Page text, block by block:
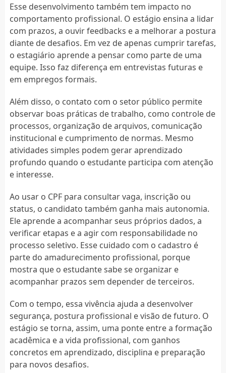
Esse desenvolvimento também tem impacto no
comportamento profissional. O estágio ensina a lidar
com prazos, a ouvir feedbacks e a melhorar a postura
diante de desafios. Em vez de apenas cumprir tarefas,
o estagiário aprende a pensar como parte de uma
equipe. Isso faz diferença em entrevistas futuras e
em empregos formais.
Além disso, o contato com o setor público permite
observar boas práticas de trabalho, como controle de
processos, organização de arquivos, comunicação
institucional e cumprimento de normas. Mesmo
atividades simples podem gerar aprendizado
profundo quando o estudante participa com atenção
e interesse.
Ao usar o CPF para consultar vaga, inscrição ou
status, o candidato também ganha mais autonomia.
Ele aprende a acompanhar seus próprios dados, a
verificar etapas e a agir com responsabilidade no
processo seletivo. Esse cuidado com o cadastro é
parte do amadurecimento profissional, porque
mostra que o estudante sabe se organizar e
acompanhar prazos sem depender de terceiros.
Com o tempo, essa vivência ajuda a desenvolver
segurança, postura profissional e visão de futuro. O
estágio se torna, assim, uma ponte entre a formação
acadêmica e a vida profissional, com ganhos
concretos em aprendizado, disciplina e preparação
para novos desafios.